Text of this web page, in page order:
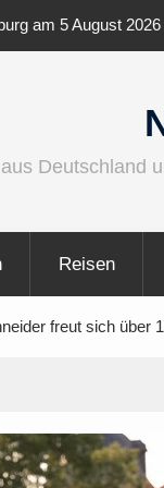
und
Deutschland
Reisen
freut sich über